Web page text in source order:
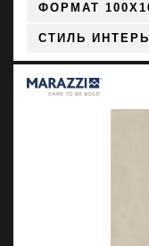
ФОРМАТ
СТИЛЬ